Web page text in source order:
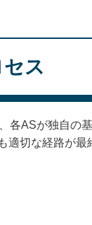
ス
各ASが独自の
適切な経路が最